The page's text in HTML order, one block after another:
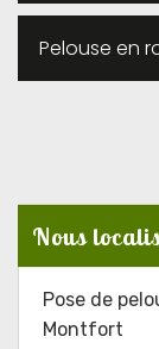
Pelouse en
Nous
Pose de
Montfort